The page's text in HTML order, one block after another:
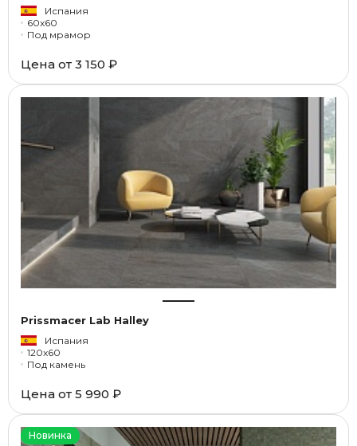
Испания
60x60
Под мрамор
Цена от 3 150 ₽
Prissmacer Lab Halley
Испания
120x60
Под камень
Цена от 5 990 ₽
Новинка